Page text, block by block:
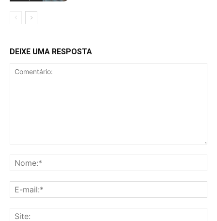
DEIXE UMA RESPOSTA